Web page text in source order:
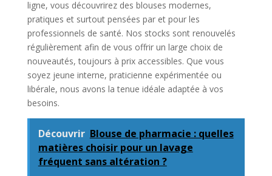
ligne, vous découvrirez des blouses modernes,
pratiques et surtout pensées par et pour les
professionnels de santé. Nos stocks sont renouvelés
régulièrement afin de vous offrir un large choix de
nouveautés, toujours à prix accessibles. Que vous
soyez jeune interne, praticienne expérimentée ou
libérale, nous avons la tenue idéale adaptée à vos
besoins.
Découvrir Blouse de pharmacie : quelles
matières choisir pour un lavage
fréquent sans altération ?